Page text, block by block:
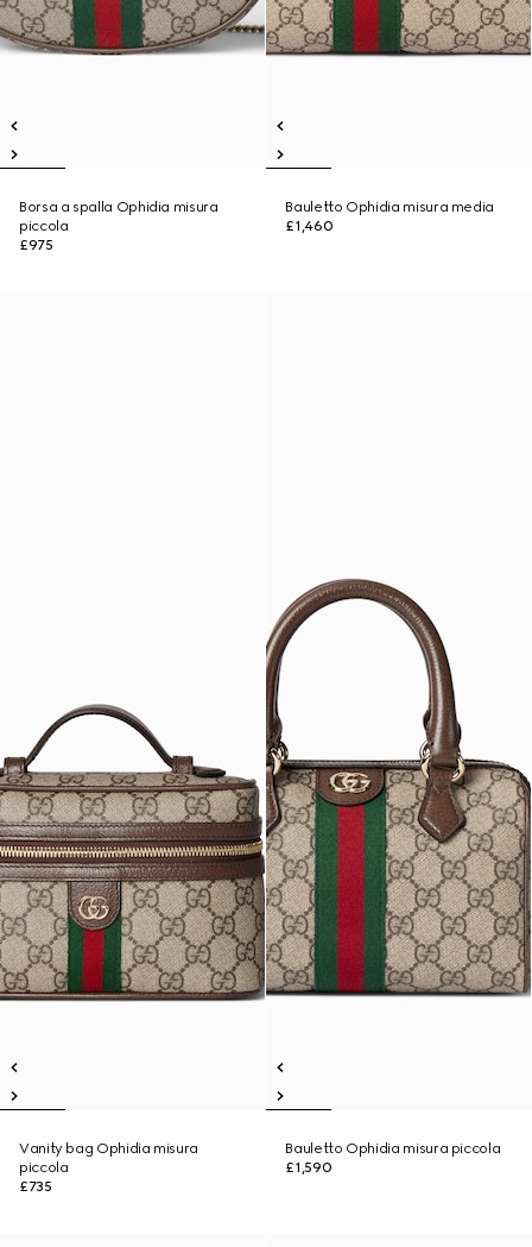
Borsa a spalla Ophidia misura
piccola
£975
Bauletto Ophidia misura media
£1,460
Vanity bag Ophidia misura
piccola
£735
Bauletto Ophidia misura piccola
£1,590